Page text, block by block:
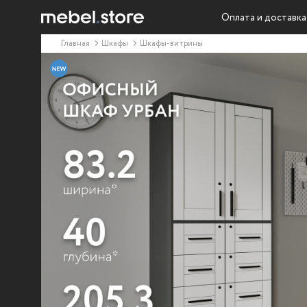
Оплата и доставка
Главная Шкафы Шкафы-витрины